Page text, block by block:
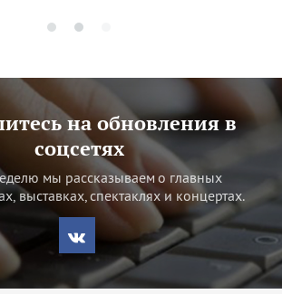
на обновления в
соцсетях
мы рассказываем о главных
выставках, спектаклях и концертах.